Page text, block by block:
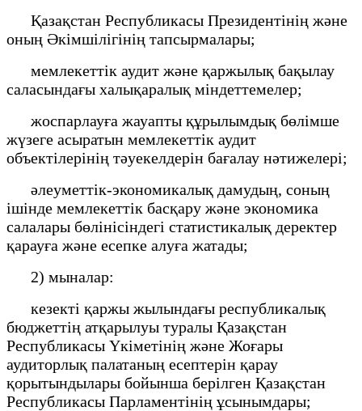
Қазақстан Республикасы Президентінің және
оның Әкімшілігінің тапсырмалары;
мемлекеттік аудит және қаржылық бақылау
саласындағы халықаралық міндеттемелер;
жоспарлауға жауапты құрылымдық бөлімше
жүзеге асыратын мемлекеттік аудит
объектілерінің тәуекелдерін бағалау нәтижелері;
әлеуметтік-экономикалық дамудың, соның
ішінде мемлекеттік басқару және экономика
салалары бөлінісіндегі статистикалық деректер
қарауға және есепке алуға жатады;
2) мыналар:
кезекті қаржы жылындағы республикалық
бюджеттің атқарылуы туралы Қазақстан
Республикасы Үкіметінің және Жоғары
аудиторлық палатаның есептерін қарау
қорытындылары бойынша берілген Қазақстан
Республикасы Парламентінің ұсынымдары;